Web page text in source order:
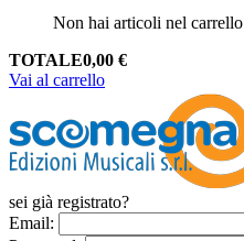
Non hai articoli nel carrello
TOTALE0,00 €
Vai al carrello
sei già registrato?
Email: